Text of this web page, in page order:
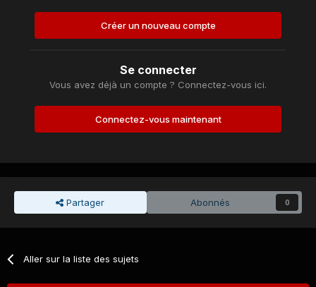
Créer un nouveau compte
Se connecter
Vous avez déjà un compte ? Connectez-vous ici.
Connectez-vous maintenant
Partager Abonnés 0
Aller sur la liste des sujets